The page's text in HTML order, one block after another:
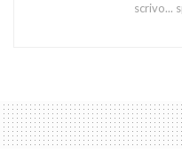
scrivo...